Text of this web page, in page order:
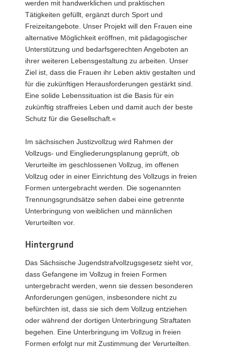
werden mit handwerklichen und praktischen
Tätigkeiten gefüllt, ergänzt durch Sport und
Freizeitangebote. Unser Projekt will den Frauen eine
alternative Möglichkeit eröffnen, mit pädagogischer
Unterstützung und bedarfsgerechten Angeboten an
ihrer weiteren Lebensgestaltung zu arbeiten. Unser
Ziel ist, dass die Frauen ihr Leben aktiv gestalten und
für die zukünftigen Herausforderungen gestärkt sind.
Eine solide Lebenssituation ist die Basis für ein
zukünftig straffreies Leben und damit auch der beste
Schutz für die Gesellschaft.«
Im sächsischen Justizvollzug wird Rahmen der
Vollzugs- und Eingliederungsplanung geprüft, ob
Verurteilte im geschlossenen Vollzug, im offenen
Vollzug oder in einer Einrichtung des Vollzugs in freien
Formen untergebracht werden. Die sogenannten
Trennungsgrundsätze sehen dabei eine getrennte
Unterbringung von weiblichen und männlichen
Verurteilten vor.
Hintergrund
Das Sächsische Jugendstrafvollzugsgesetz sieht vor,
dass Gefangene im Vollzug in freien Formen
untergebracht werden, wenn sie dessen besonderen
Anforderungen genügen, insbesondere nicht zu
befürchten ist, dass sie sich dem Vollzug entziehen
oder während der dortigen Unterbringung Straftaten
begehen. Eine Unterbringung im Vollzug in freien
Formen erfolgt nur mit Zustimmung der Verurteilten.